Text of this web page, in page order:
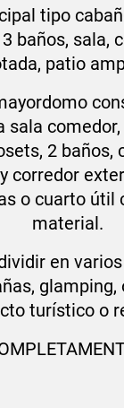
tipo
baños, sala,
patio
sala
2 baños,
corredor
o cuarto útil
material.
en
turístico o